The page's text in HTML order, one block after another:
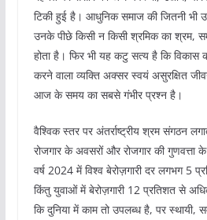
टिकी हुई है। आधुनिक समाज की जितनी भी
उनके पीछे किसी न किसी श्रमिक का श्रम,
होता है। फिर भी यह कटु सत्य है कि
करने वाला व्यक्ति अक्सर स्वयं असुरक्षित
आज के समय का सबसे गंभीर प्रश्न है।
वैश्विक स्तर पर अंतर्राष्ट्रीय श्रम संगठन
रोजगार के अवसरों और रोजगार की
वर्ष 2024 में विश्व बेरोज़गारी दर लगभग 5
किंतु युवाओं में बेरोज़गारी 12 प्रतिशत से
कि दुनिया में काम तो उपलब्ध है, पर स्थायी,